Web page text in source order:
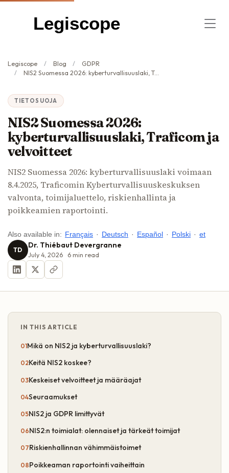
Legiscope
Legiscope Blog
GDPR
NIS2 Suomessa 2026: kyberturvallisuuslaki, Traficom ja velvoitteet
TIETOSUOJA
NIS2 Suomessa 2026:
kyberturvallisuuslaki, Traficom ja
velvoitteet
NIS2 Suomessa 2026: kyberturvallisuuslaki voimaan
8.4.2025, Traficomin Kyberturvallisuuskeskuksen
valvonta, toimijaluettelo, riskienhallinta ja
poikkeamien raportointi.
Also available in: Français · Deutsch · Español · Polski · et
TD Dr. Thiébaut Devergranne
July 4, 2026 6 min read
IN THIS ARTICLE
Mikä on NIS2 ja kyberturvallisuuslaki?
Keitä NIS2 koskee?
Keskeiset velvoitteet ja määräajat
Seuraamukset
NIS2 ja GDPR limittyvät
NIS2:n toimialat: olennaiset ja tärkeät toimijat
Riskienhallinnan vähimmäistoimet
Poikkeaman raportointi vaiheittain